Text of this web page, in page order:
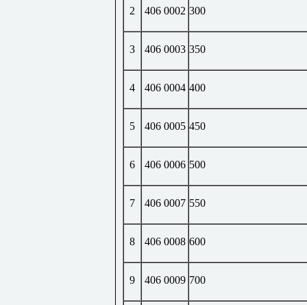
2 406 0002 300
3 406 0003 350
4 406 0004 400
5 406 0005 450
6 406 0006 500
7 406 0007 550
8 406 0008 600
9 406 0009 700